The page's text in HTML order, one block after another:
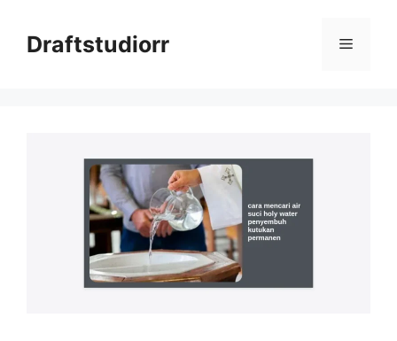
contentDraftstudiorr Menu